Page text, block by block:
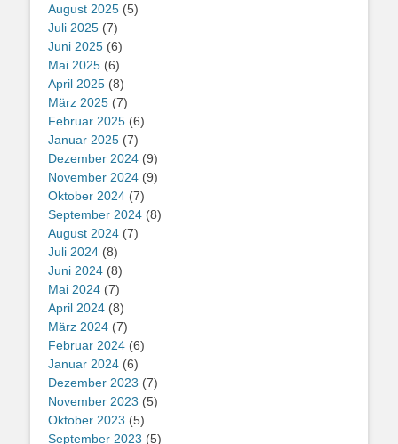
August 2025 (5)
Juli 2025 (7)
Juni 2025 (6)
Mai 2025 (6)
April 2025 (8)
März 2025 (7)
Februar 2025 (6)
Januar 2025 (7)
Dezember 2024 (9)
November 2024 (9)
Oktober 2024 (7)
September 2024 (8)
August 2024 (7)
Juli 2024 (8)
Juni 2024 (8)
Mai 2024 (7)
April 2024 (8)
März 2024 (7)
Februar 2024 (6)
Januar 2024 (6)
Dezember 2023 (7)
November 2023 (5)
Oktober 2023 (5)
September 2023 (5)